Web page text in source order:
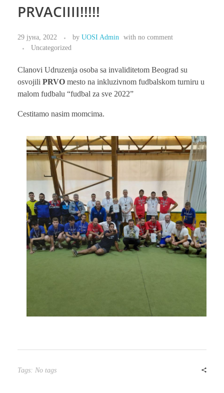
PRVACIIII!!!!!
29 јуна, 2022 by UOSI Admin with no comment
Uncategorized
Clanovi Udruzenja osoba sa invaliditetom Beograd su
osvojili PRVO mesto na inkluzivnom fudbalskom turniru u
malom fudbalu “fudbal za sve 2022”
Cestitamo nasim momcima.
Tags: No tags